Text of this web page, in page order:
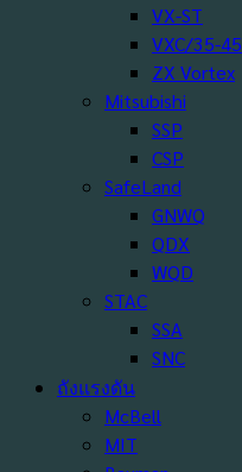
VX-ST
VXC/35-45
ZX Vortex
Mitsubishi
SSP
CSP
SafeLand
GNWQ
QDX
WQD
STAC
SSA
SNC
ถังแรงดัน
McBell
MIT